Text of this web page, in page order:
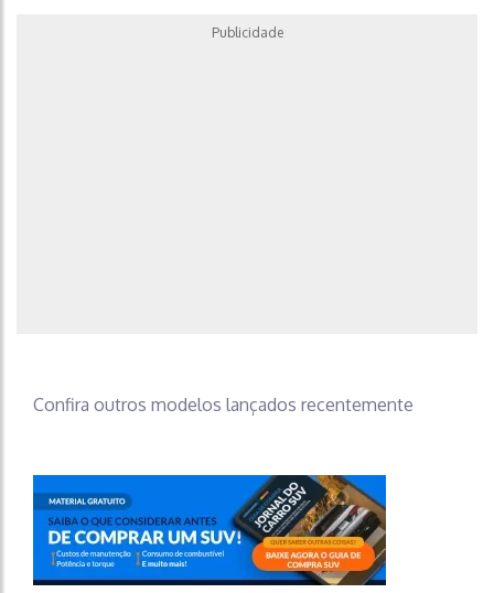
Publicidade
Confira outros modelos lançados recentemente